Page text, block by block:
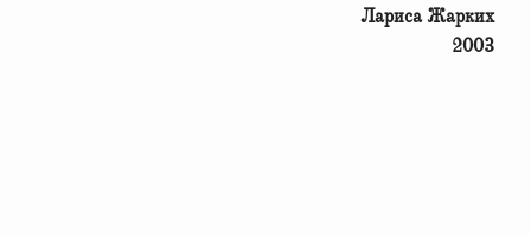
Лариса Жарких
2003